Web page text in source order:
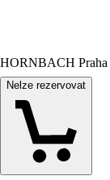
HORNBACH Praha
Nelze rezervovat